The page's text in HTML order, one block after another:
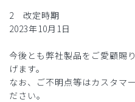
2 改定時期
2023年10月1日
今後とも弊社製品をご愛顧賜
げます。
なお、ご不明点等はカスタマ
ださい。